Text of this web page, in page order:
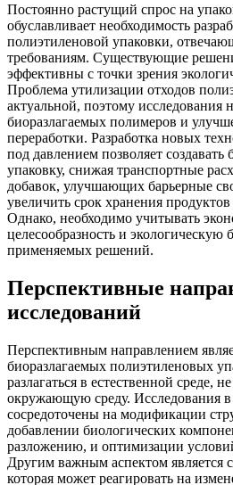
Постоянно растущий спрос на
обуславливает необходимость
полиэтиленовой упаковки,
требованиям. Существующие
эффективны с точки зрения
Проблема утилизации отходов
актуальной, поэтому исследования
биоразлагаемых полимеров и
переработки. Разработка новых
под давлением позволяет
упаковку, снижая транспортные
добавок, улучшающих барьерные
увеличить срок хранения
Однако, необходимо учитывать
целесообразность и экологическую
применяемых решений.
Перспективные
исследований
Перспективным направлением
биоразлагаемых полиэтиленовых
разлагаться в естественной среде,
окружающую среду. Исследования в
сосредоточены на модификации
добавлении биологических
разложению, и оптимизации
Другим важным аспектом является
которая может реагировать на